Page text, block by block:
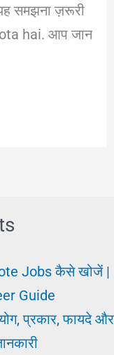
समझना ज़रूरी
hai. आप जान
Jobs कैसे खोजें |
Guide
प्रकार, फायदे और